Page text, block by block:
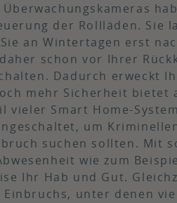
der Rollläden. Sie
an Wintertagen erst
schon vor Ihrer
Dadurch erweckt
mehr Sicherheit bietet
vieler Smart Home-
um
suchen sollten. Mit
wie zum
Ihr Hab und Gut.
Einbruchs, unter denen